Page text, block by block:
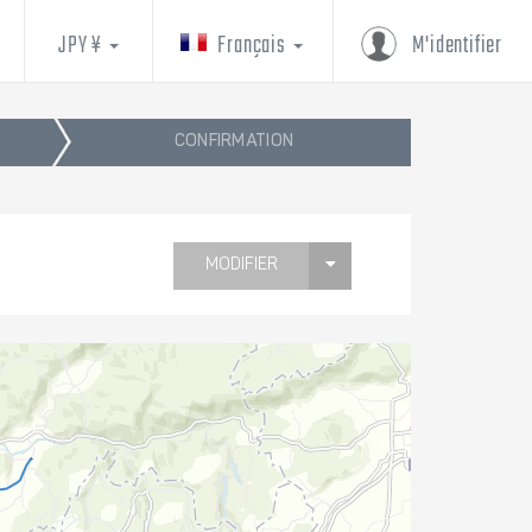
M'identifier
Français
JPY ¥
CONFIRMATION
MODIFIER